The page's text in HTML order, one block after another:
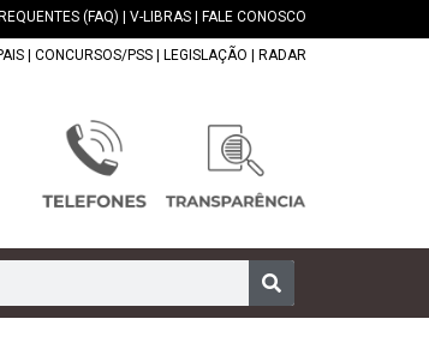
(FAQ) V-LIBRAS FALE CONOSCO
CONCURSOS/PSS LEGISLAÇÃO RADAR